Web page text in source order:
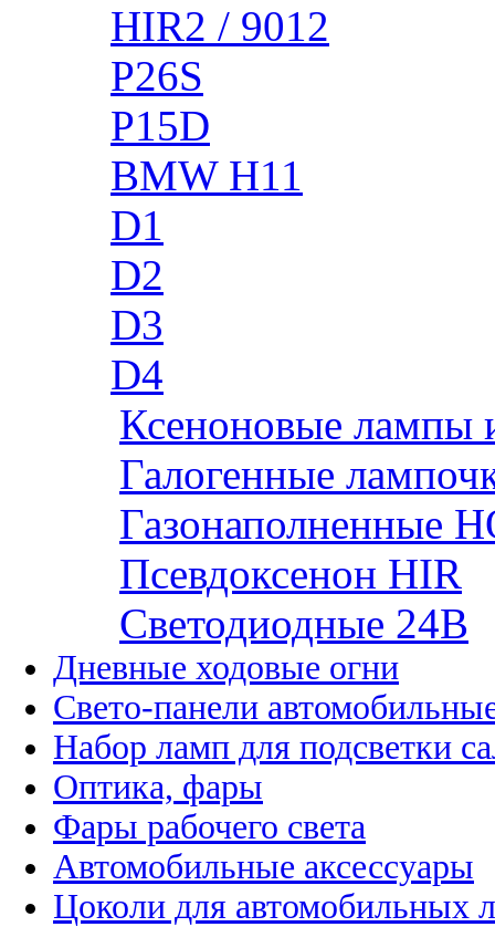
HIR2 / 9012
P26S
P15D
BMW H11
D1
D2
D3
D4
Ксеноновые лампы
Галогенные
Газонаполненные
Псевдоксенон HIR
Cветодиодные 24B
Дневные ходовые огни
Свето-панели
Набор ламп для подсветки
Оптика, фары
Фары рабочего света
Автомобильные аксессуары
Цоколи для автомобильных